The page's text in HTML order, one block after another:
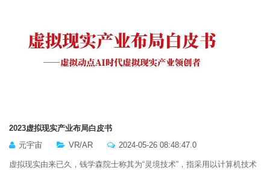
2023虚拟现实产业布局白皮书
元宇宙
VR/AR 2024-05-26 08:48:47.0
虚拟现实由来已久，钱学森院士称其为“灵境技术”，指采用以计算机技术